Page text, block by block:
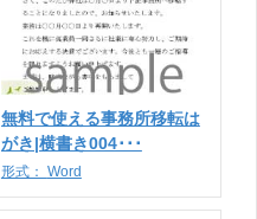
無料で使える事務所移転は
がき|横書き004･･･
形式： Word